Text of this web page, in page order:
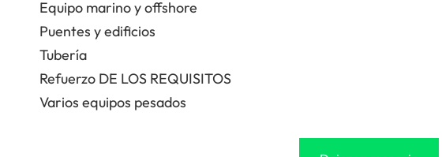
Equipo marino y offshore
Puentes y edificios
Tubería
Refuerzo DE LOS REQUISITOS
Varios equipos pesados